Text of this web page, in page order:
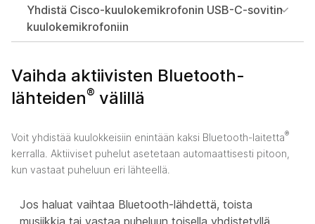
Yhdistä Cisco-kuulokemikrofonin USB-C-sovitin
kuulokemikrofoniin
Vaihda aktiivisten Bluetooth-
lähteiden® välillä
Voit yhdistää kuulokkeisiin enintään kaksi Bluetooth-laitetta®
kerralla. Aktiiviset puhelut asetetaan automaattisesti pitoon,
kun vastaat puheluun eri lähteellä.
Jos haluat vaihtaa Bluetooth-lähdettä, toista
musiikkia tai vastaa puheluun toisella yhdistetyllä